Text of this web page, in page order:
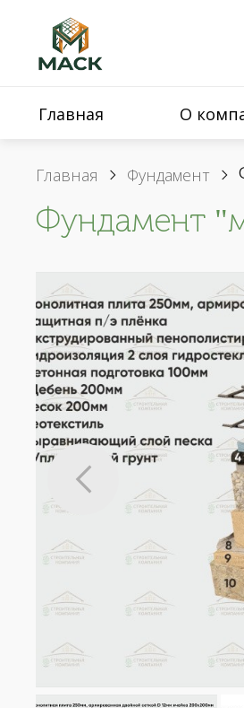
Главная О
Главная Фундамент
Фундамент